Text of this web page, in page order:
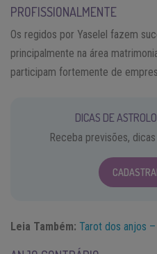
PROFISSIONALMENTE
Os regidos por Yaselel fazem
principalmente na área
participam fortemente de
DICAS DE
Receba previsões,
Leia Também: Tarot dos anjos